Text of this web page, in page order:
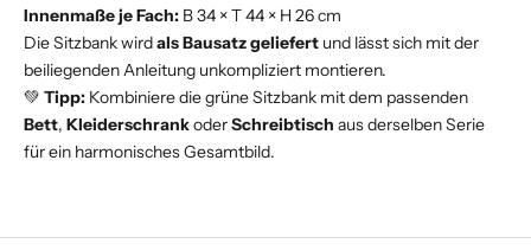
Innenmaße je Fach: B 34 × T 44 × H 26 cm
Die Sitzbank wirdals Bausatz geliefert und lässt sich mit der
beiliegenden Anleitung unkompliziert montieren.
💚 Tipp: Kombiniere die grüne Sitzbank mit dem passenden
Bett, KleiderschrankoderSchreibtisch aus derselben Serie
für ein harmonisches Gesamtbild.